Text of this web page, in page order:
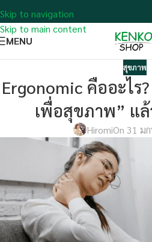
Skip to navigation
Skip to main content
MENU
สุขภาพ
Ergonomic คืออะไร
เพื่อสุขภาพ” แ
HiromiOn 31 ม